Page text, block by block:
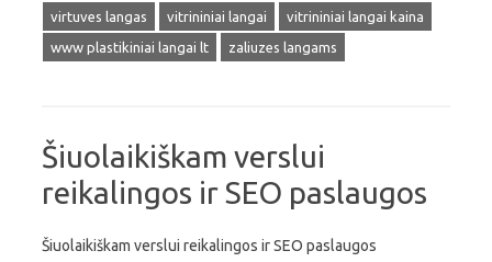
virtuves langas
vitrininiai langai
vitrininiai langai kaina
www plastikiniai langai lt
zaliuzes langams
Šiuolaikiškam verslui
reikalingos ir SEO paslaugos
Šiuolaikiškam verslui reikalingos ir SEO paslaugos